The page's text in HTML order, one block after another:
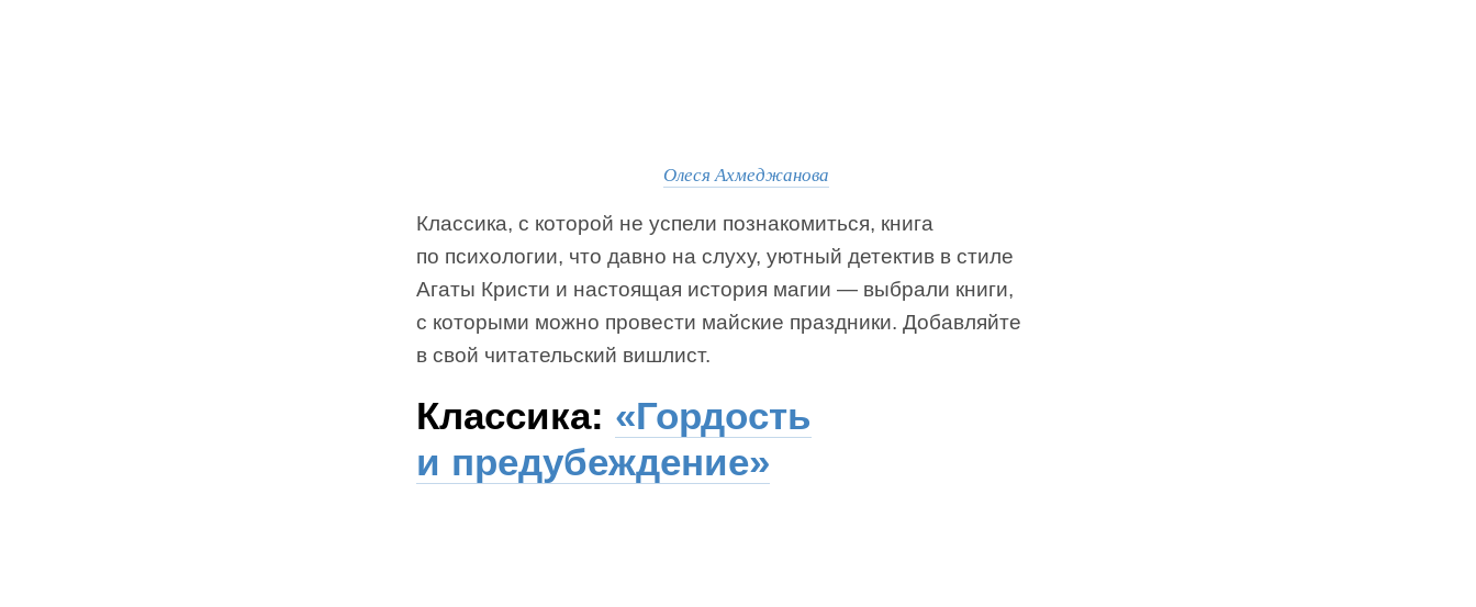
Олеся Ахмеджанова
Классика, с которой не успели познакомиться, книга
по психологии, что давно на слуху, уютный детектив в стиле
Агаты Кристи и настоящая история магии — выбрали книги,
с которыми можно провести майские праздники. Добавляйте
в свой читательский вишлист.
Классика: «Гордость
и предубеждение»